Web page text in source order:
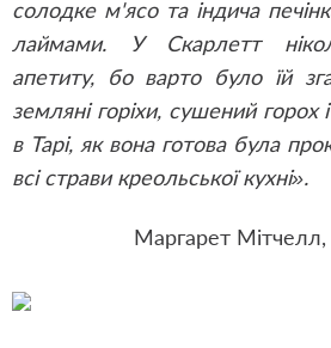
солодке м'ясо та індича
лаймами. У Скарлетт
апетиту, бо варто було їй
земляні горіхи, сушений
в Тарі, як вона готова була
всі страви креольської кухні».
Маргарет Мітчелл,